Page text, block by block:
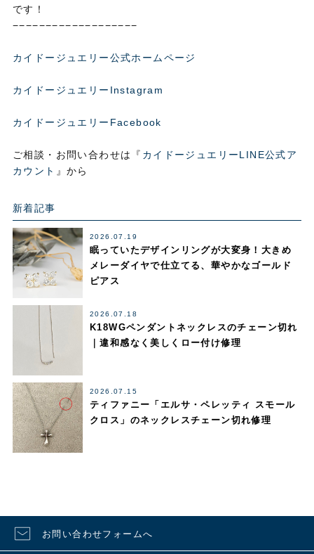
です！
−−−−−−−−−−−−−−−−−−−
カイドージュエリー公式ホームページ
カイドージュエリーInstagram
カイドージュエリーFacebook
ご相談・お問い合わせは『 カイドージュエリーLINE公式ア
カウント 』から
新着記事
2026.07.19
眠っていたデザインリングが大変身！大きめ
メレーダイヤで仕立てる、華やかなゴールド
ピアス
2026.07.18
K18WGペンダントネックレスのチェーン切れ
｜違和感なく美しくロー付け修理
2026.07.15
ティファニー「エルサ・ペレッティ スモール
クロス」のネックレスチェーン切れ修理
お問い合わせフォームへ